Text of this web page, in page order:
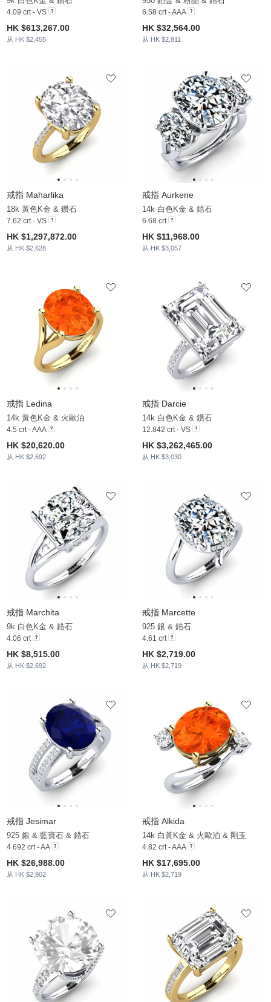
4.09 crt - VS
HK $613,267.00
从 HK $2,455
6.58 crt - AAA
HK $32,564.00
从 HK $2,811
戒指 Maharlika
18k 黃色K金 & 鑽石
7.62 crt - VS
HK $1,297,872.00
从 HK $2,628
戒指 Aurkene
14k 白色K金 & 鋯石
6.68 crt
HK $11,968.00
从 HK $3,057
戒指 Ledina
14k 黃色K金 & 火歐泊
4.5 crt - AAA
HK $20,620.00
从 HK $2,692
戒指 Darcie
14k 白色K金 & 鑽石
12.842 crt - VS
HK $3,262,465.00
从 HK $3,030
戒指 Marchita
9k 白色K金 & 鋯石
4.06 crt
HK $8,515.00
从 HK $2,692
戒指 Marcette
925 銀 & 鋯石
4.61 crt
HK $2,719.00
从 HK $2,719
戒指 Jesimar
925 銀 & 藍寶石 & 鋯石
4.692 crt - AA
HK $26,988.00
从 HK $2,902
戒指 Alkida
14k 白黃K金 & 火歐泊 & 剛玉
4.82 crt - AAA
HK $17,695.00
从 HK $2,719